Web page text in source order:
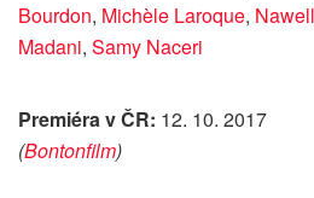
Bourdon, Michèle Laroque, Nawell
Madani, Samy Naceri
Premiéra v ČR: 12. 10. 2017
(Bontonfilm)